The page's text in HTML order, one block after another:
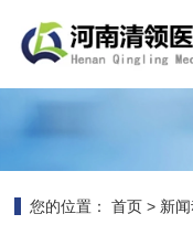
您的位置： 首页 > 新